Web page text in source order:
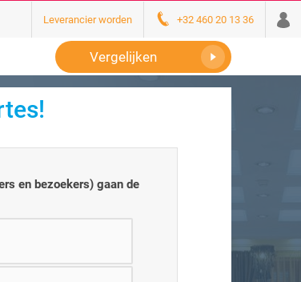
Leverancier worden +32 460 20 13 36
Vergelijken
en bezoekers) gaan de